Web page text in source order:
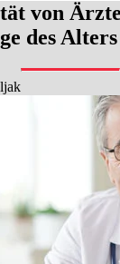
von
des Alters